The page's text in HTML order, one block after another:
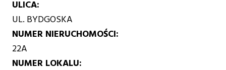
ULICA
UL. BYDGOSKA
NUMER NIERUCHOMOŚCI
22A
NUMER LOKALU